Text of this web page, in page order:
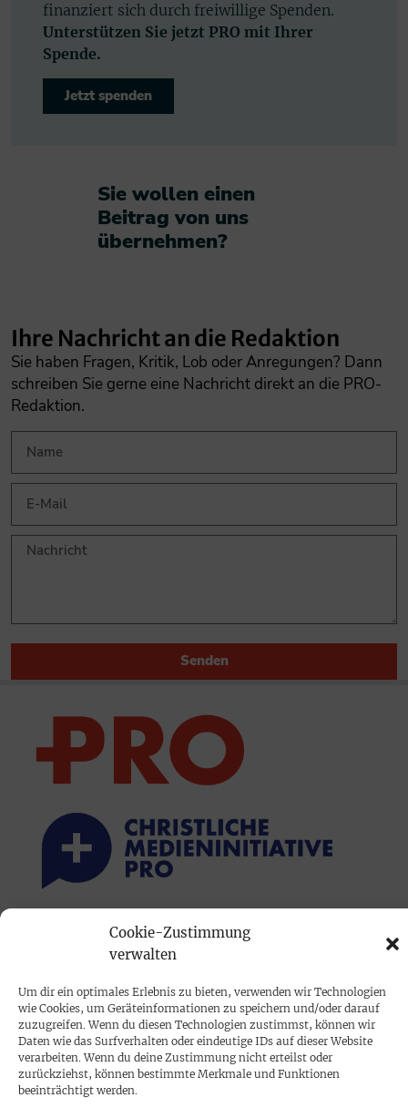
Cookie-Zustimmung
verwalten
Um dir ein optimales Erlebnis zu bieten, verwenden wir Technologien
wie Cookies, um Geräteinformationen zu speichern und/oder darauf
zuzugreifen. Wenn du diesen Technologien zustimmst, können wir
Daten wie das Surfverhalten oder eindeutige IDs auf dieser Website
verarbeiten. Wenn du deine Zustimmung nicht erteilst oder
zurückziehst, können bestimmte Merkmale und Funktionen
beeinträchtigt werden.
finanziert sich durch freiwillige Spenden.
Unterstützen Sie jetzt PRO mit Ihrer
Spende.
Jetzt spenden
Sie wollen einen
Beitrag von uns
übernehmen?​
Ihre Nachricht an die Redaktion
Sie haben Fragen, Kritik, Lob oder Anregungen? Dann
schreiben Sie gerne eine Nachricht direkt an die PRO-
Redaktion.
Senden
PRINTAUSGABE
Mediadaten
PROKOMPAKT
Impressum
SPENDEN